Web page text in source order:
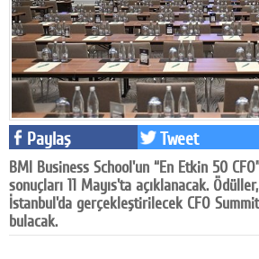
Teknoloji
Televizyon
Dünya
Pr
Facebook
Diziler
Karikatür
Paylaş Tweet
BMI Business School'un “En Etkin 50
sonuçları 11 Mayıs'ta açıklanacak.
İstanbul'da gerçekleştirilecek CFO
bulacak.